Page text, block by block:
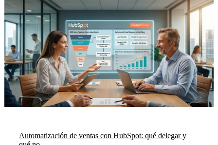
Automatización de ventas con HubSpot: qué delegar y